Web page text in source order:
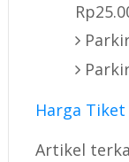
Harga
Artikel